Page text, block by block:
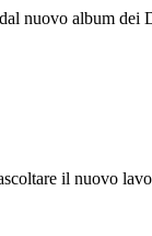
nuovo album dei
il nuovo